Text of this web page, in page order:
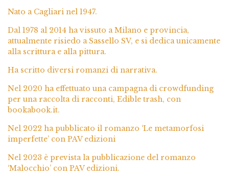
Nato a Cagliari nel 1947.
Dal 1978 al 2014 ha vissuto a Milano e provincia,
attualmente risiedo a Sassello SV, e si dedica unicamente
alla scrittura e alla pittura.
Ha scritto diversi romanzi di narrativa.
Nel 2020 ha effettuato una campagna di crowdfunding
per una raccolta di racconti, Edible trash, con
bookabook.it.
Nel 2022 ha pubblicato il romanzo ‘Le metamorfosi
imperfette’ con PAV edizioni
Nel 2023 è prevista la pubblicazione del romanzo
‘Malocchio’ con PAV edizioni.